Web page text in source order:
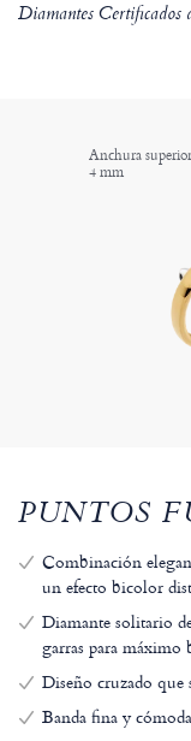
Diamantes Certificados
Anchura
4 mm
PUNTOS
Combinación
un efecto bicolor
Diamante solitario
garras para
Diseño cruzado
Banda fina y